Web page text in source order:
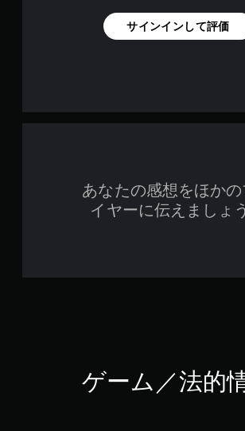
サインインして評価
あなたの感想をほかの
イヤーに伝えましょ
ゲーム／法的